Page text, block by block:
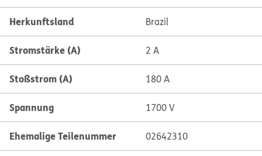
Herkunftsland Brazil
Stromstärke (A) 2 A
Stoßstrom (A) 180 A
Spannung 1700 V
Ehemalige Teilenummer 02642310